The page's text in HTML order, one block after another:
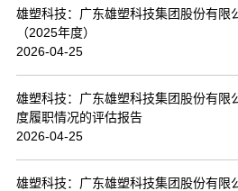
雄塑科技：广东雄塑科技集团股份有限
（2025年度）
2026-04-25
雄塑科技：广东雄塑科技集团股份有限
度履职情况的评估报告
2026-04-25
雄塑科技：广东雄塑科技集团股份有限